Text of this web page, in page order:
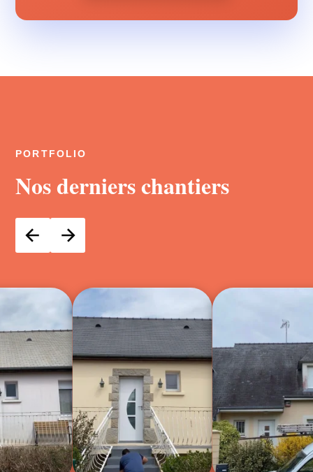
PORTFOLIO
Nos derniers chantiers